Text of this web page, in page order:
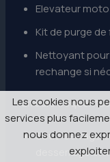
Elevateur
Kit de purge
Nettoyant pour
rechange si
Erreurs
Sous-serrage
desserrage
Les cookies nous
services plus
nous donnez